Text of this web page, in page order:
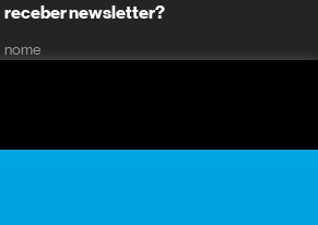
receber newsletter?
nome